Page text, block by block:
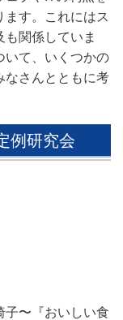
ます。これにはス
関係していま
いて、いくつかの
なさんとともに考
例研究会
子〜『おいしい食